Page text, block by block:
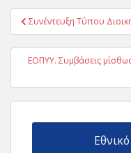
Πλοήγηση
άρθρων
Συνέντευξη Τύπου
ΕΟΠΥΥ. Συμβάσεις